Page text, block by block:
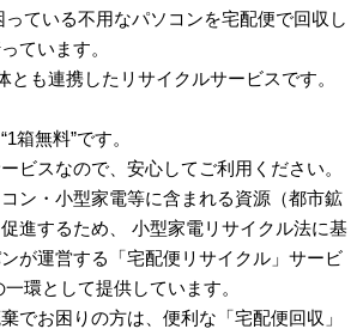
ている不用なパソコンを宅配便で回収し
ています。
とも連携したリサイクルサービスです。
箱無料”です。
ビスなので、安心してご利用ください。
ン・小型家電等に含まれる資源（都市鉱
進するため、
小型家電リサイクル法に基
が運営する「宅配便リサイクル」サービ
環として提供しています。
でお困りの方は、便利な「宅配便回収」